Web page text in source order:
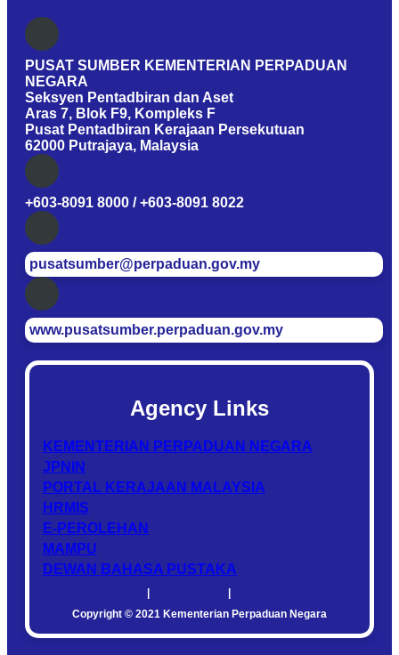
PUSAT SUMBER KEMENTERIAN PERPADUAN
NEGARA
Seksyen Pentadbiran dan Aset
Aras 7, Blok F9, Kompleks F
Pusat Pentadbiran Kerajaan Persekutuan
62000 Putrajaya, Malaysia
+603-8091 8000 / +603-8091 8022
pusatsumber@perpaduan.gov.my
www.pusatsumber.perpaduan.gov.my
Agency Links
KEMENTERIAN PERPADUAN NEGARA
JPNIN
PORTAL KERAJAAN MALAYSIA
HRMIS
E-PEROLEHAN
MAMPU
DEWAN BAHASA PUSTAKA
| |
Copyright © 2021 Kementerian Perpaduan Negara